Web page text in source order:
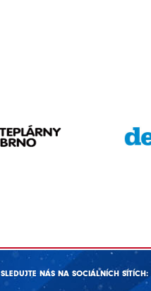
SLEDUJTE NÁS NA SOCIÁLNÍCH SÍTÍCH: